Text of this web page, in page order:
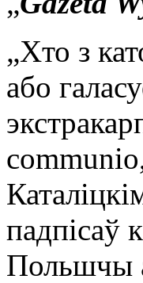
„Хто з
або
падпісаў
Польшчы